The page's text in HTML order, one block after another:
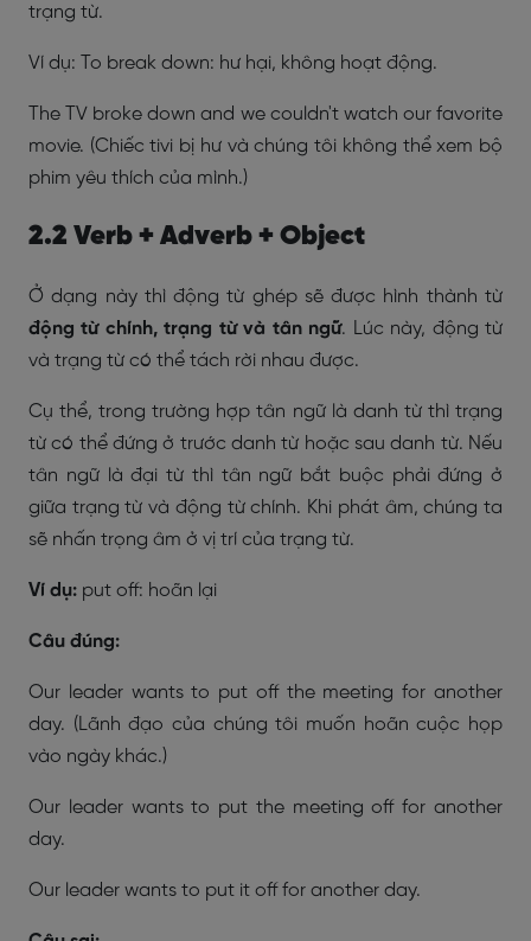
trạng từ.
Ví dụ: To break down: hư hại, không hoạt động.
The TV broke down and we couldn't watch our favorite
movie. (Chiếc tivi bị hư và chúng tôi không thể xem bộ
phim yêu thích của mình.)
2.2 Verb + Adverb + Object
Ở dạng này thì động từ ghép sẽ được hình thành từ
động từ chính, trạng từ và tân ngữ. Lúc này, động từ
và trạng từ có thể tách rời nhau được.
Cụ thể, trong trường hợp tân ngữ là danh từ thì trạng
từ có thể đứng ở trước danh từ hoặc sau danh từ. Nếu
tân ngữ là đại từ thì tân ngữ bắt buộc phải đứng ở
giữa trạng từ và động từ chính. Khi phát âm, chúng ta
sẽ nhấn trọng âm ở vị trí của trạng từ.
Ví dụ: put off: hoãn lại
Câu đúng:
Our leader wants to put off the meeting for another
day. (Lãnh đạo của chúng tôi muốn hoãn cuộc họp
vào ngày khác.)
Our leader wants to put the meeting off for another
day.
Our leader wants to put it off for another day.